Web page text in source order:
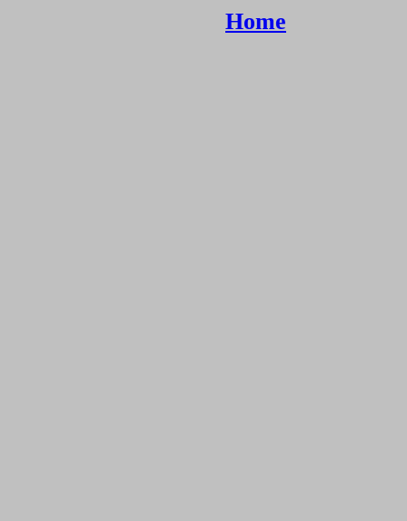
Home